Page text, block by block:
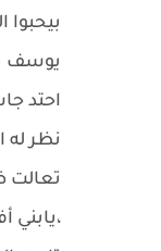
يوسف
احتد
نظر له
تعالت
،يابني